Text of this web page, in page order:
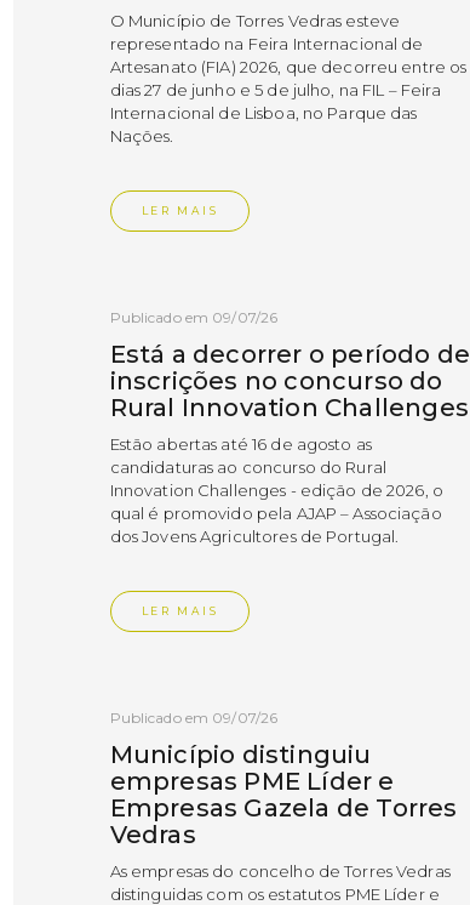
O Município de Torres Vedras esteve
representado na Feira Internacional de
Artesanato (FIA) 2026, que decorreu entre os
dias 27 de junho e 5 de julho, na FIL – Feira
Internacional de Lisboa, no Parque das
Nações.
LER MAIS
Publicado em 09/07/26
Está a decorrer o período de
inscrições no concurso do
Rural Innovation Challenges
Estão abertas até 16 de agosto as
candidaturas ao concurso do Rural
Innovation Challenges - edição de 2026, o
qual é promovido pela AJAP – Associação
dos Jovens Agricultores de Portugal.
LER MAIS
Publicado em 09/07/26
Município distinguiu
empresas PME Líder e
Empresas Gazela de Torres
Vedras
As empresas do concelho de Torres Vedras
distinguidas com os estatutos PME Líder e